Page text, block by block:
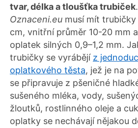
tvar, délka a tloušťka trubiček
Oznaceni.eu musí mít
cm, vnitřní průměr 10-20 mm
oplatek silných 0,9–1,2 mm.
trubičky se vyrábějí z
oplatkového těsta, jež je na
se připravuje z pšeničné
sušeného mléka, vody,
žloutků, rostlinného oleje a
oplatky se nechávají nějakou